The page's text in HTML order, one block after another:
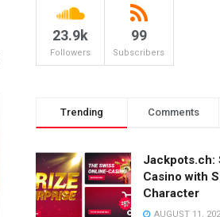
23.9k
Followers
99
Subscribers
Trending Comments
Jackpots.ch:
Casino with
Character
AUGUST 11,